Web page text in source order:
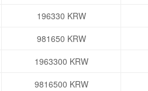
196330 KRW
981650 KRW
1963300 KRW
9816500 KRW